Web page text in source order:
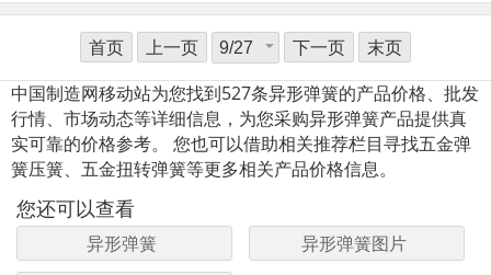
首页 上一页 下一页
末页
中国制造网移动站为您找到527条异形弹簧的产品价格、批发
行情、市场动态等详细信息，为您采购异形弹簧产品提供真
实可靠的价格参考。 您也可以借助相关推荐栏目寻找五金弹
簧压簧、五金扭转弹簧等更多相关产品价格信息。
您还可以查看
异形弹簧
异形弹簧图片